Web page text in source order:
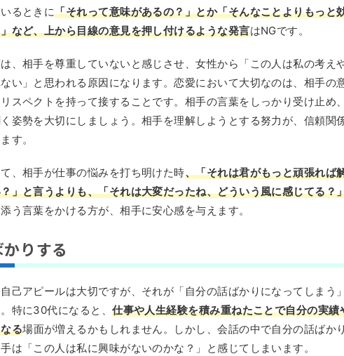
るときに「それって意味があるの？」とか「そんなことよりもっと
など、上から目線の意見を押し付けるような発言はNGです。
、相手を尊重していないと感じさせ、女性から「この人は私の考え
い」と思われる原因になります。恋愛において大切なのは、相手の
スペクトを持って接することです。相手の言葉をしっかり受け止め
姿勢を大切にしましょう。相手を理解しようとする努力が、信頼関
す。
、相手が仕事の悩みを打ち明けた時、「それは君がもっと頑張れば
」と言うよりも、「それは大変だったね、どういう風に感じてる？
う言葉をかける方が、相手に安心感を与えます。
りする
己アピールは大切ですが、それが「自分の話ばかりになってしまう
特に30代になると、仕事や人生経験を積み重ねたことで自分の実績
る場面が増えるかもしれません。しかし、会話の中で自分の話ばか
は「この人は私に興味がないのかな？」と感じてしまいます。